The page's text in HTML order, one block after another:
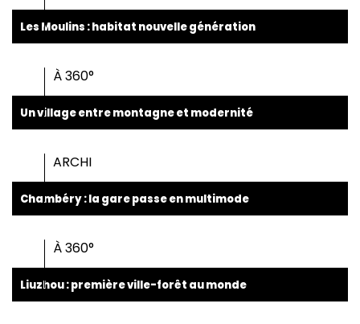
Les Moulins : habitat nouvelle génération
À 360°
Un village entre montagne et modernité
ARCHI
Chambéry : la gare passe en multimode
À 360°
Liuzhou : première ville-forêt au monde